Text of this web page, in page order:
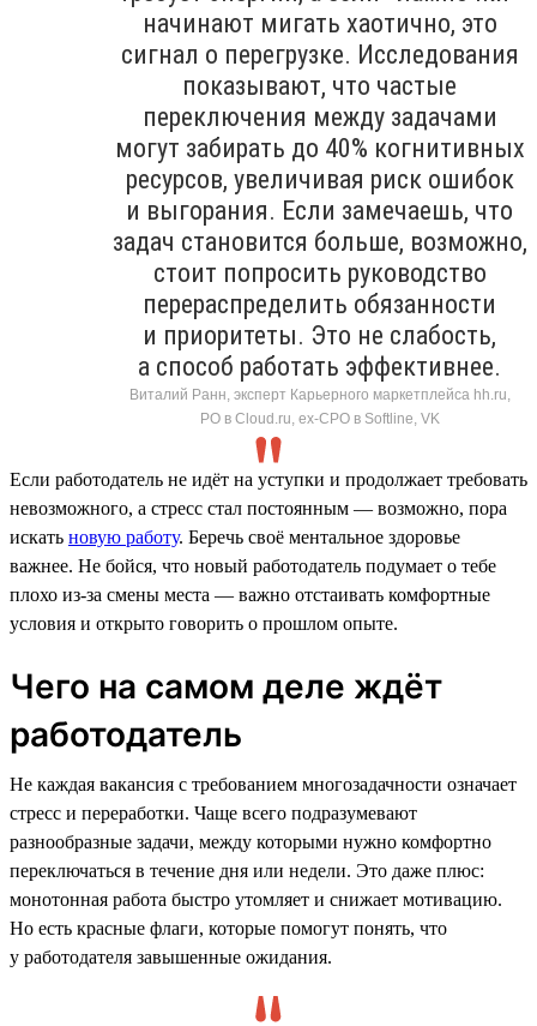
начинают мигать хаотично, это
сигнал о перегрузке. Исследования
показывают, что частые
переключения между задачами
могут забирать до 40% когнитивных
ресурсов, увеличивая риск ошибок
и выгорания. Если замечаешь, что
задач становится больше, возможно,
стоит попросить руководство
перераспределить обязанности
и приоритеты. Это не слабость,
а способ работать эффективнее.
Виталий Ранн, эксперт Карьерного маркетплейса hh.ru,
PO в Cloud.ru, ex-CPO в Softline, VK
Если работодатель не идёт на уступки и продолжает требовать
невозможного, а стресс стал постоянным — возможно, пора
искать новую работу. Беречь своё ментальное здоровье
важнее. Не бойся, что новый работодатель подумает о тебе
плохо из-за смены места — важно отстаивать комфортные
условия и открыто говорить о прошлом опыте.
Чего на самом деле ждёт
работодатель
Не каждая вакансия с требованием многозадачности означает
стресс и переработки. Чаще всего подразумевают
разнообразные задачи, между которыми нужно комфортно
переключаться в течение дня или недели. Это даже плюс:
монотонная работа быстро утомляет и снижает мотивацию.
Но есть красные флаги, которые помогут понять, что
у работодателя завышенные ожидания.